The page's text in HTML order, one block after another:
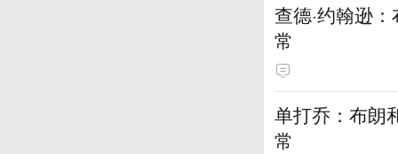
查德·约翰逊
常
单打乔：布朗
常